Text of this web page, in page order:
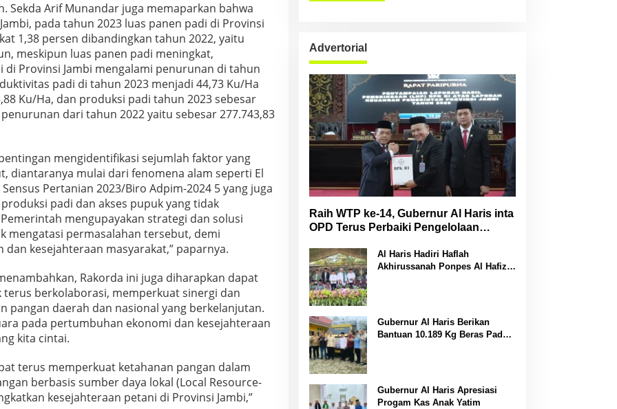
Sekda Arif Munandar juga memaparkan bahwa
pada tahun 2023 luas panen padi di Provinsi
1,38 persen dibandingkan tahun 2022, yaitu
meskipun luas panen padi meningkat,
Provinsi Jambi mengalami penurunan di tahun
padi di tahun 2023 menjadi 44,73 Ku/Ha
Ku/Ha, dan produksi padi tahun 2023 sebesar
dari tahun 2022 yaitu sebesar 277.743,83
mengidentifikasi sejumlah faktor yang
diantaranya mulai dari fenomena alam seperti El
Pertanian 2023/Biro Adpim-2024 5 yang juga
padi dan akses pupuk yang tidak
mengupayakan strategi dan solusi
mengatasi permasalahan tersebut, demi
kesejahteraan masyarakat,” paparnya.
Rakorda ini juga diharapkan dapat
berkolaborasi, memperkuat sinergi dan
pangan daerah dan nasional yang berkelanjutan.
pada pertumbuhan ekonomi dan kesejahteraan
kita cintai.
terus memperkuat ketahanan pangan dalam
berbasis sumber daya lokal (Local Resource-
kesejahteraan petani di Provinsi Jambi,”
Advertorial
Raih WTP ke-14, Gubernur Al Haris inta
OPD Terus Perbaiki Pengelolaan
Al Haris Hadiri Haflah
Akhirussanah Ponpes Al Hafizh
Gubernur Al Haris Berikan
Bantuan 10.189 Kg Beras Pada
Gubernur Al Haris Apresiasi
Progam Kas Anak Yatim